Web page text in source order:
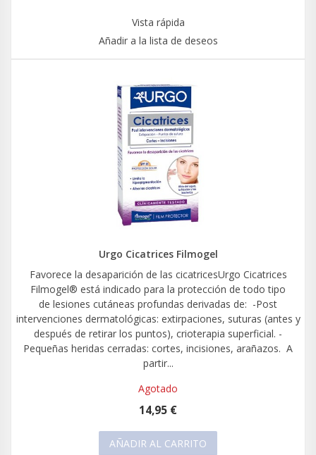
Vista rápida
Añadir a la lista de deseos
Urgo Cicatrices Filmogel
Favorece la desaparición de las cicatricesUrgo Cicatrices
Filmogel® está indicado para la protección de todo tipo
de lesiones cutáneas profundas derivadas de: -Post
intervenciones dermatológicas: extirpaciones, suturas (antes y
después de retirar los puntos), crioterapia superficial. -
Pequeñas heridas cerradas: cortes, incisiones, arañazos. A
partir...
Agotado
14,95 €
AÑADIR AL CARRITO